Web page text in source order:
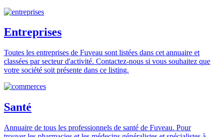
Entreprises
Toutes les entreprises de Fuveau sont listées dans cet annuaire et
classées par secteur d'activité. Contactez-nous si vous souhaitez que
votre société soit présente dans ce listing.
Santé
Annuaire de tous les professionnels de santé de Fuveau. Pour